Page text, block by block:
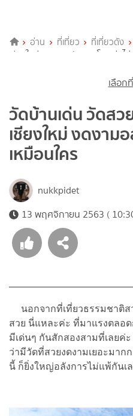
อ่าน ที่เที่ยว ที่เที่ยวดัง
เชียงใหม่ งดงามอลังการ โดดเด่นไม่เ
เลือก
วัดบ้านเด่น วัดสว
เชียงใหม่ งดงาม
เหมือนใคร
nukkpidet
13 พฤศจิกายน 2563 (
นอกจากที่เที่ยวธรรมชาติ
สวย นี่แหละค่ะ ที่มาแรงตลอ
มีเด่นๆ กันสักสองสามที่เลยค่
ว่ามีวัดที่สวยงดงามเยอะมาก
นี้ ก็ยิ่งใหญ่อลังการไม่แพ้กันเ